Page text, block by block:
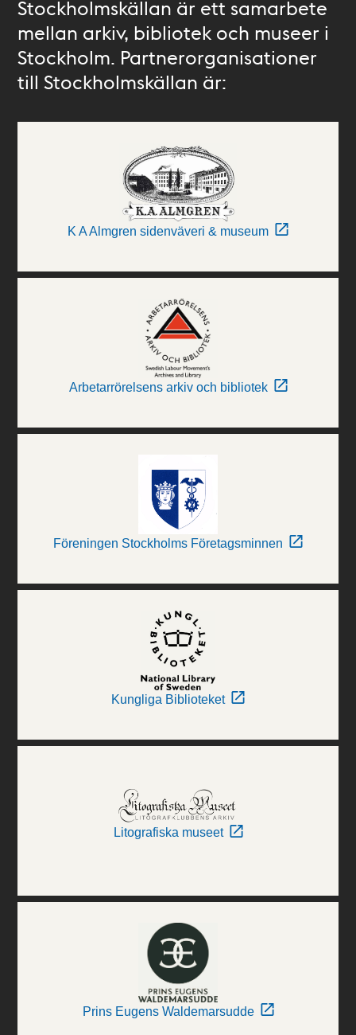
Stockholmskällan är ett samarbete
mellan arkiv, bibliotek och museer i
Stockholm. Partnerorganisationer
till Stockholmskällan är:
K A Almgren sidenväveri & museum
Arbetarrörelsens arkiv och bibliotek
Föreningen Stockholms Företagsminnen
Kungliga Biblioteket
Litografiska museet
Prins Eugens Waldemarsudde